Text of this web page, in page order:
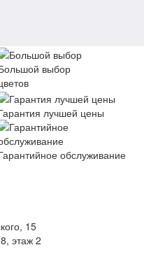
выбор
лучшей цены
обслуживание
15
этаж 2